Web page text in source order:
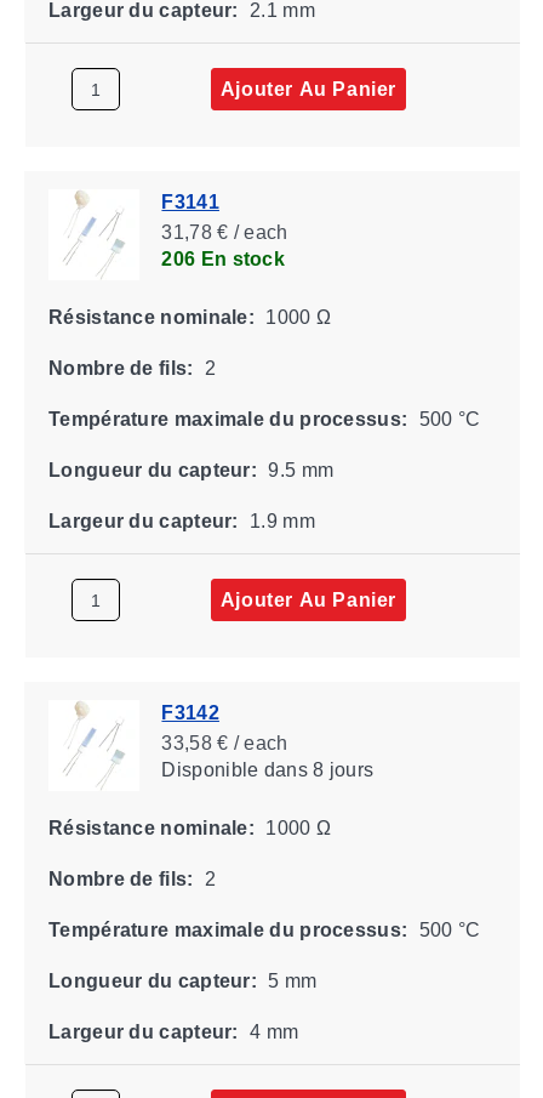
Largeur du capteur: 2.1 mm
Ajouter Au Panier
F3141
31,78 € / each
206 En stock
Résistance nominale: 1000 Ω
Nombre de fils: 2
Température maximale du processus: 500 °C
Longueur du capteur: 9.5 mm
Largeur du capteur: 1.9 mm
Ajouter Au Panier
F3142
33,58 € / each
Disponibledans 8 jours
Résistance nominale: 1000 Ω
Nombre de fils: 2
Température maximale du processus: 500 °C
Longueur du capteur: 5 mm
Largeur du capteur: 4 mm